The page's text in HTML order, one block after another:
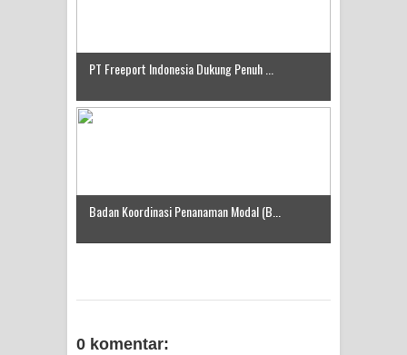
PT Freeport Indonesia Dukung Penuh ...
Badan Koordinasi Penanaman Modal (B...
0 komentar: